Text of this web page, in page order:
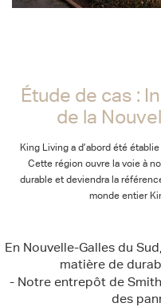
Étude de cas :
de la
King Living a d’abord été
Cette région ouvre la voie à
durable et deviendra la
monde entier
En Nouvelle-Galles du
matière de
- Notre entrepôt de
des